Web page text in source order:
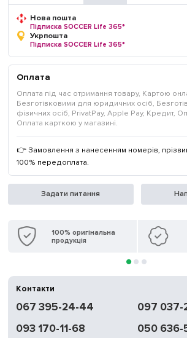
Нова пошта
Підписка SOCCER Life 365*
Укрпошта
Підписка SOCCER Life 365*
Оплата
Оплата під час отримання товару, Картою
Безготівковими для юридичних осіб,
фізичних осіб, PrivatPay, Apple Pay, Кредит,
Оплата карткою у магазині.
👉 Замовлення з нанесенням номерів,
100% передоплата.
Задати питання
100% оригінальна
продукція
Контакти
067 395-24-44
097 037-
093 170-11-68
050 636-